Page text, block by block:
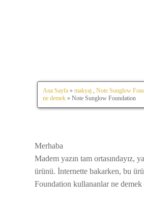
Ana Sayfa » makyaj , Note Sunglow
ne demek » Note Sunglow Foundation
Merhaba
Madem yazın tam ortasındayız,
ürünü. İnternette bakarken, bu
Foundation kullananlar ne